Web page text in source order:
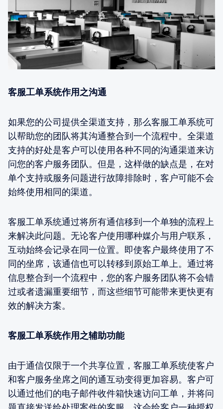
客服工单系统作用之沟通
如果您的公司提供全渠道支持，那么客服工单系统可
以帮助您的团队将其沟通整合到一个流程中。全渠道
支持的好处是客户可以使用各种不同的沟通渠道来访
问您的客户服务团队。但是，这样做的缺点是，在对
单个支持或服务问题进行故障排除时，客户可能不会
始终使用相同的渠道。
客服工单系统通过将所有通信移到一个单独的流程上
来解决此问题。无论客户使用哪种媒介与用户联系，
互动始终会记录在同一位置。即使客户最终使用了不
同的坐席，该通信也可以转移到原始工单上。通过将
信息整合到一个流程中，您的客户服务团队将不会错
过或者遗漏重要细节，而这些细节可能带来更快更有
效的解决方案。
客服工单系统作用之辅助功能
由于通信仅限于一个共享位置，客服工单系统使客户
和客户服务坐席之间的通互动变得更加容易。客户可
以通过他们的电子邮件收件箱快速访问工单，并将问